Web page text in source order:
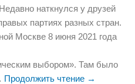
наткнулся у друзей
партиях разных стран.
Москве 8 июня 2021 года
выбором». Там было
Продолжить чтение →